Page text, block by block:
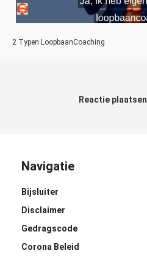
2 Typen LoopbaanCoaching
Reactie plaatsen
Navigatie
Bijsluiter
Disclaimer
Gedragscode
Corona Beleid